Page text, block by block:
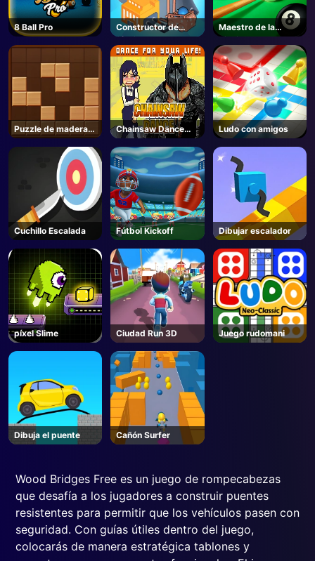
8 Ball Pro
Constructor de
fábrica
Maestro de la
piscina
Puzzle de madera
de bloque
Chainsaw Dance
Unblocked -
Unblocked Juegos
Ludo con amigos
Cuchillo Escalada Fútbol Kickoff Dibujar escalador
píxel Slime Ciudad Run 3D Juego rudomani
Dibuja el puente Cañón Surfer
Wood Bridges Free es un juego de rompecabezas
que desafía a los jugadores a construir puentes
resistentes para permitir que los vehículos pasen con
seguridad. Con guías útiles dentro del juego,
colocarás de manera estratégica tablones y